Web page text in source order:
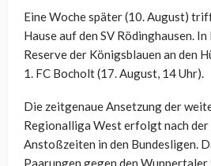
Eine Woche später (10. August)
Hause auf den SV Rödinghausen.
Reserve der Königsblauen an den
1. FC Bocholt (17. August, 14 Uhr).
Die zeitgenaue Ansetzung der
Regionalliga West erfolgt nach der
Anstoßzeiten in den Bundesligen.
Paarungen gegen den Wuppertaler